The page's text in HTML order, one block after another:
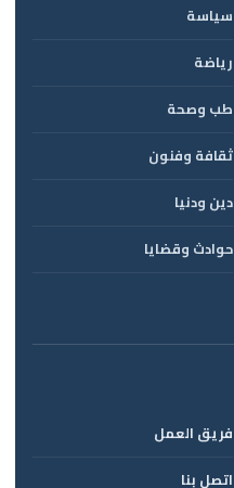
سياسة
رياضة
طب وصحة
ثقافة وفنون
دين ودنيا
حوادث وقضايا
فريق العمل
اتصل بنا